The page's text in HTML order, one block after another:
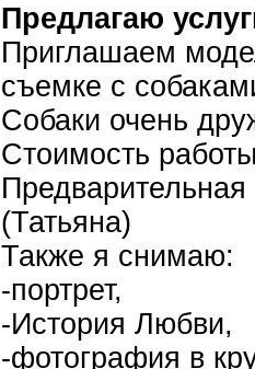
Предлагаю
Приглашаем
съемке с
Собаки очень
Стоимость
(Татьяна)
Также я снимаю:
-портрет,
-История Любви,
-фотография в